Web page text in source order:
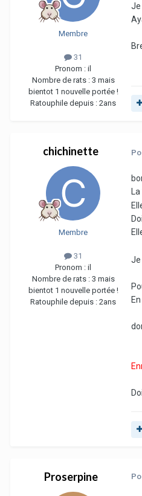
Membre
31
Pronom : il
Nombre de rats : 3 mais
bientot 1 nouvelle portée !
Ratouphile depuis : 2ans
Je
chichinette
Membre
31
Pronom : il
Nombre de rats : 3 mais
bientot 1 nouvelle portée !
Ratouphile depuis : 2ans
Je
Proserpine